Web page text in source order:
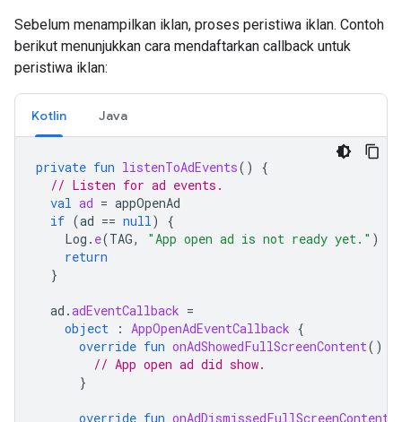
Sebelum menampilkan iklan, proses peristiwa iklan. Contoh
berikut menunjukkan cara mendaftarkan callback untuk
peristiwa iklan:
Kotlin Java
private fun listenToAdEvents()
{
// Listen for ad events.
val ad = appOpenAd
if (ad == null)
{
Log . e(TAG, "App open ad is not ready yet." )
return
}
ad .adEventCallback =
object
: AppOpenAdEventCallback {
override fun onAdShowedFullScreenContent()
// App open ad did show.
}
override fun onAdDismissedFullScreenContent